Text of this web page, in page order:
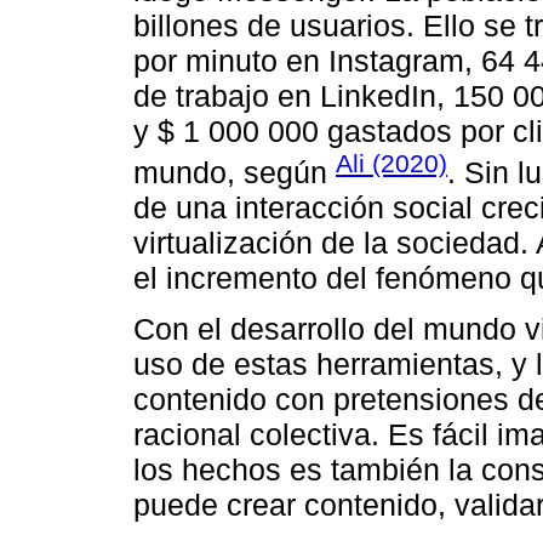
billones de usuarios. Ello se
por minuto en Instagram, 64
de trabajo en LinkedIn, 150
y $ 1 000 000 gastados por
mundo, según Ali (2020). Sin
de una interacción social
virtualización de la sociedad.
el incremento del fenómeno
Con el desarrollo del mundo
uso de estas herramientas,
contenido con pretensiones
racional colectiva. Es fácil
los hechos es también la
puede crear contenido,